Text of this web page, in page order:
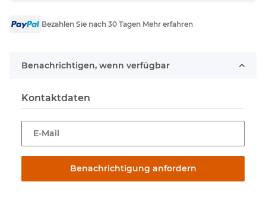
Bezahlen Sie nach 30 Tagen Mehr erfahren
Benachrichtigen, wenn verfügbar
Kontaktdaten
E-Mail
Benachrichtigung anfordern